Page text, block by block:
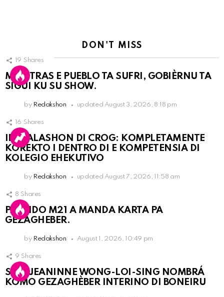
DON'T MISS
19 Shares
MIENTRAS E PUEBLO TA SUFRI, GOBIÈRNU TA
SIGUI KU SU SHOW.
by Redakshon updated August 3, 2026, 8:18 pm
16 Shares
INSTALASHON DI CROG: KOMPLETAMENTE
KOREKTO I DENTRO DI E KOMPETENSIA DI
KOLEGIO EHEKUTIVO
by Redakshon updated August 7, 2026, 11:58 am
8 Shares
PARTIDO M21 A MANDA KARTA PA
GEZAGHEBER.
by Redakshon August 1, 2026, 10:49 pm
9 Shares
SRA. JEANINNE WONG-LOI-SING NOMBRÁ
KOMO GEZAGHÈBER INTERINO DI BONEIRU